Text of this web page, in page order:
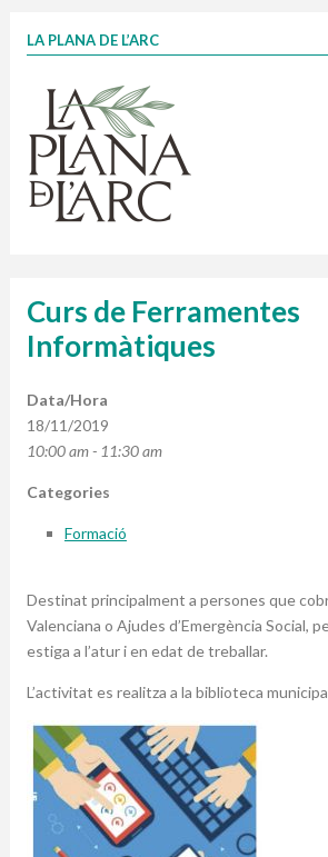
1 contenidors
Finançat per la Unió Europea –
LA PLANA DE L’ARC
Curs de Ferramentes
Informàtiques
Data/Hora
18/11/2019
10:00 am - 11:30 am
Categories
Formació
Destinat principalment a persones que
Valenciana o Ajudes d’Emergència Social,
estiga a l’atur i en edat de treballar.
L’activitat es realitza a la biblioteca